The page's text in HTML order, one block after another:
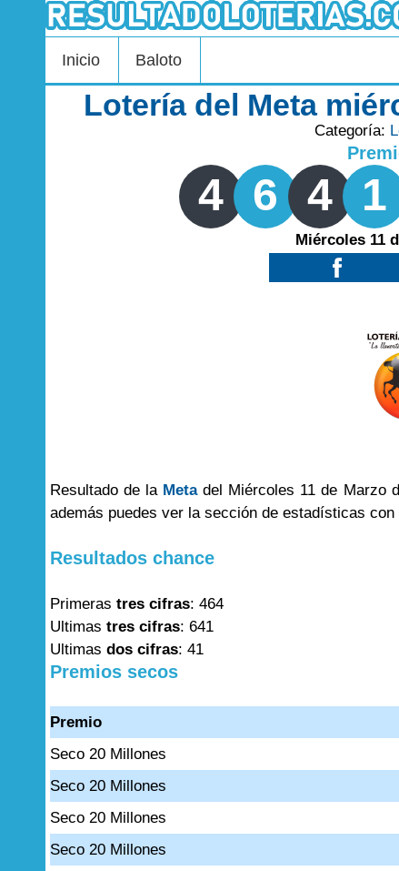
Inicio Baloto
Lotería del Meta
Categoría:
4 6 4 1
Miércoles 11
Resultado de la Metadel Miércoles 11 de Marzo
además puedes ver la sección de estadísticas
Resultados chance
Primeras tres cifras: 464
Ultimas tres cifras: 641
Ultimas dos cifras: 41
Premios secos
Premio
Seco 20 Millones
Seco 20 Millones
Seco 20 Millones
Seco 20 Millones